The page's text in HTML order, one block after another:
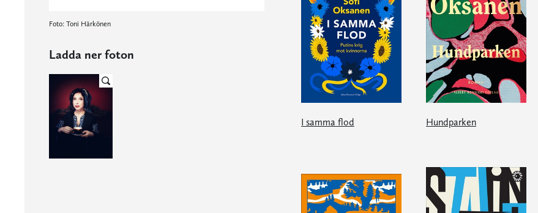
Foto: Toni Härkönen
Ladda ner foton
I samma flod Hundparken